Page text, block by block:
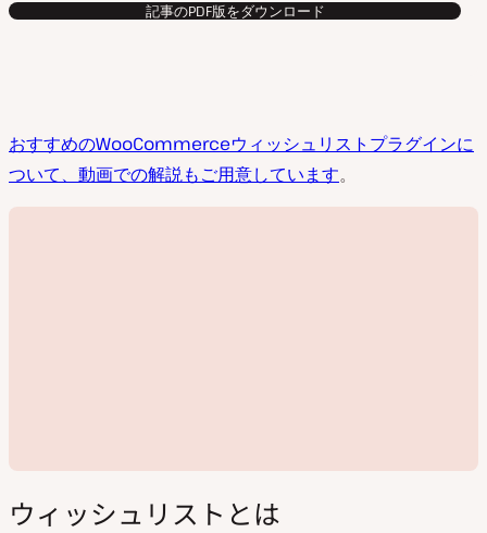
記事のPDF版をダウンロード
おすすめのWooCommerceウィッシュリストプラグインに
ついて、動画での解説もご用意しています。
ウィッシュリストとは